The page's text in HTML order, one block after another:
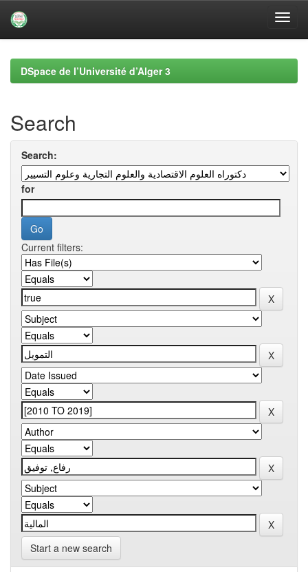
navigationDSpace de l’Université d’Alger 3
Search
Search:
for
Current filters:
Start a new search